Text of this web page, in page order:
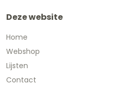
Deze website
Home
Webshop
Lijsten
Contact